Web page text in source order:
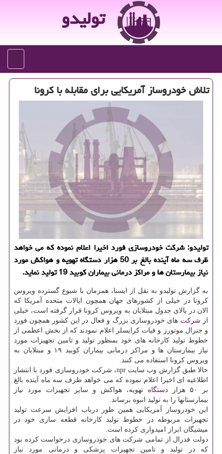
تولیدو
منو
تلاش خودروساز آمریكایی برای مقابله با كرونا
تولیدو: شركت خودروسازی فورد اخیرا اعلام نموده كه می خواهد
ظرف سه ماه آینده بالغ بر 50 هزار دستگاه تهویه و هواكش مورد
نیاز بیمارستان ها و مراكز درمانی بیماران كوبید 19 تولید نماید.
به گزارش تولیدو به نقل از ایسنا، همزمان با شیوع گسترده ویروس
كرونا در خیلی از كشورهای جهان همچون ایالات متحده آمریكا كه
الان در بالای جدول مبتلایان به ویروس كرونا قرار گرفته است، خیلی
از شركت های خودروسازی بزرگ و فعال در این كشور همچون فورد
و جنرال موتورز و فیات كرایسلر اعلام نمودند كه از بخش اعظمی از
خطوط تولید كارخانه های خود بمنظور تولید و تامین تجهیزات مورد
نیاز بیمارستان ها و مراكز درمانی بیماران كوبید ۱۹ و مبتلایان به
ویروس كرونا استفاده می كنند.
حالا طبق گزارش وب سایت npr، شركت خودروسازی فورد با انتشار
اطلاعیه ای اخیرا اعلام نموده كه می خواهد ظرف سه ماه آینده بالغ
بر ۵۰ هزار
دستگاه تهویه، هواكش و سایر تجهیزات مورد نیاز
بیمارستانها را به تولید انبوه برساند.
این خودروساز آمریكایی همین طور درباب افزایش سرعت تولید
تجهیزات مربوطه در خطوط تولید كارخانه قطعه سازی خود در
میشیگان ابراز امیدواری كرده است.
دولت فدرال از تمامی شركت های خودروسازی درخواست كرده بود
كه در تولید و تامین تجهیزات پزشكی و درمانی مورد نیاز